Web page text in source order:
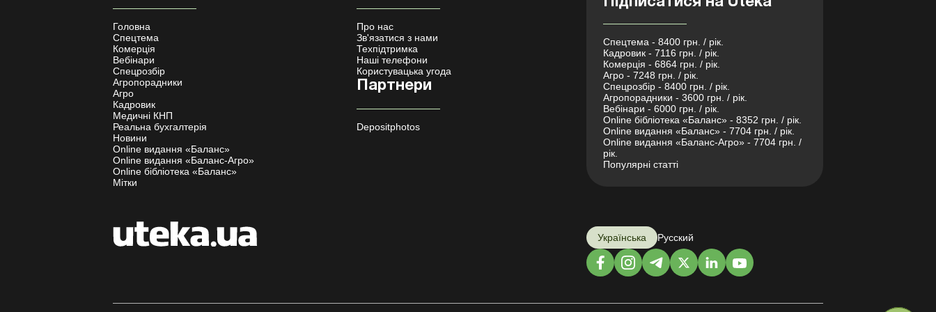
Головна
Спецтема
Комерція
Вебінари
Спецрозбір
Агропорадники
Агро
Кадровик
Медичні КНП
Реальна бухгалтерія
Новини
Online видання «Баланс»
Online видання «Баланс-Агро»
Online бібліотека «Баланс»
Мітки
Про нас
Зв'язатися з нами
Техпідтримка
Наші телефони
Користувацька угода
Партнери
Depositphotos
Спецтема - 8400 грн. / рік.
Кадровик - 7116 грн. / рік.
Комерція - 6864 грн. / рік.
Агро - 7248 грн. / рік.
Спецрозбір - 8400 грн. / рік.
Агропорадники - 3600 грн. / рік.
Вебінари - 6000 грн. / рік.
Online бібліотека «Баланс» - 8352 грн. / рік.
Online видання «Баланс» - 7704 грн. / рік.
Online видання «Баланс-Агро» - 7704 грн. /
рік.
Популярні статті
Українська Русский